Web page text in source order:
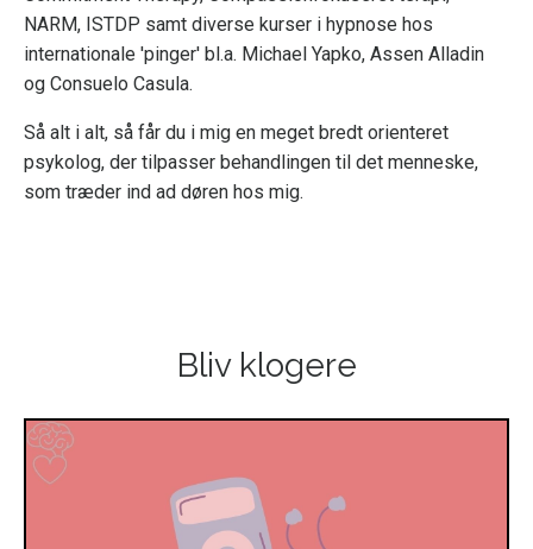
NARM, ISTDP samt diverse kurser i hypnose hos
internationale 'pinger' bl.a. Michael Yapko, Assen Alladin
og Consuelo Casula.
Så alt i alt, så får du i mig en meget bredt orienteret
psykolog, der tilpasser behandlingen til det menneske,
som træder ind ad døren hos mig.
Bliv klogere